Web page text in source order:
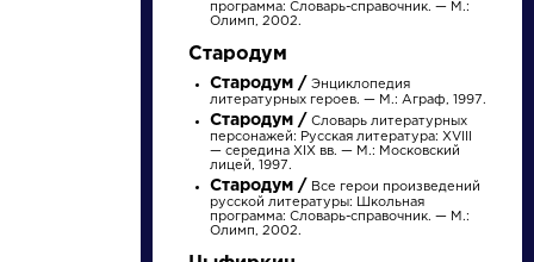
класс: Учебная
хрестоматия для
школ и_классов с
углубленным и...
Булгаковская
энциклопедия. М.:
Локид; Миф, 1996. »
программа: Словарь-справочник. — М.:
Олимп, 2002.
Стародум
Стародум / Энциклопедия
литературных героев. — М.: Аграф, 1997.
Стародум / Словарь литературных
персонажей: Русская литература: XVIII
— середина XIX вв. — М.: Московский
лицей, 1997.
Стародум / Все герои произведений
русской литературы: Школьная
программа: Словарь-справочник. — М.:
Олимп, 2002.